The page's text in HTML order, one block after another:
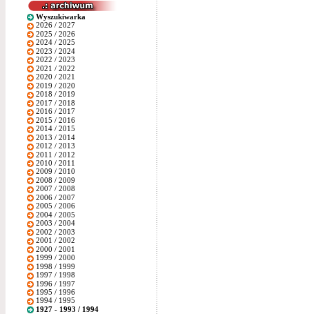
Wyszukiwarka
2026 / 2027
2025 / 2026
2024 / 2025
2023 / 2024
2022 / 2023
2021 / 2022
2020 / 2021
2019 / 2020
2018 / 2019
2017 / 2018
2016 / 2017
2015 / 2016
2014 / 2015
2013 / 2014
2012 / 2013
2011 / 2012
2010 / 2011
2009 / 2010
2008 / 2009
2007 / 2008
2006 / 2007
2005 / 2006
2004 / 2005
2003 / 2004
2002 / 2003
2001 / 2002
2000 / 2001
1999 / 2000
1998 / 1999
1997 / 1998
1996 / 1997
1995 / 1996
1994 / 1995
1927 - 1993 / 1994